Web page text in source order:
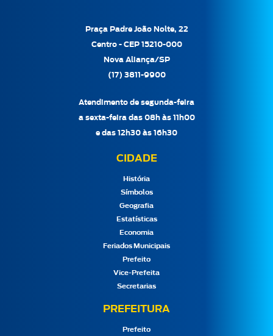
Praça Padre João Nolte, 22
Centro - CEP 15210-000
Nova Aliança/SP
(17) 3811-9900
Atendimento de segunda-feira
a sexta-feira das 08h às 11h00
e das 12h30 às 16h30
CIDADE
História
Símbolos
Geografia
Estatísticas
Economia
Feriados Municipais
Prefeito
Vice-Prefeita
Secretarias
PREFEITURA
Prefeito